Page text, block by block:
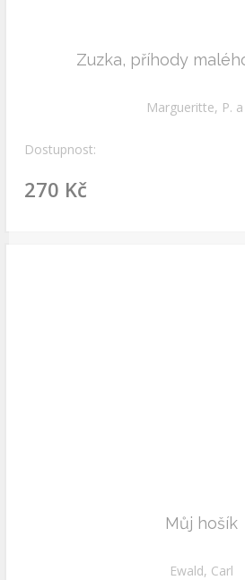
Zuzka, příhody
Margueritte, P. a
Dostupnost:
270 Kč
Můj hošík
Ewald, Carl